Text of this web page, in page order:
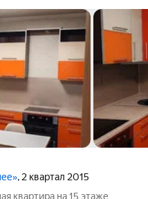
, 2 квартал 2015
квартира на 15 этaже